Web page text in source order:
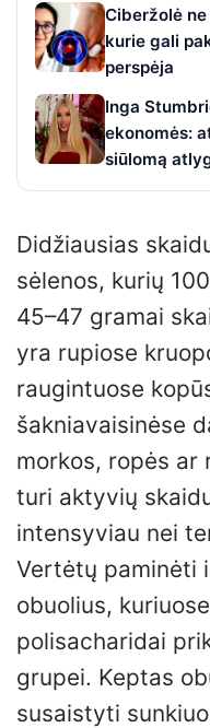
Ciberžolė
kurie gali
perspėja
Inga
ekonomės:
siūlomą
Didžiausias
sėlenos, kurių
45–47 gramai
yra rupiose
raugintuose
šakniavaisinėse
morkos, ropės ar
turi aktyvių
intensyviau nei
Vertėtų paminėti
obuolius,
polisacharidai
grupei. Keptas
susaistyti